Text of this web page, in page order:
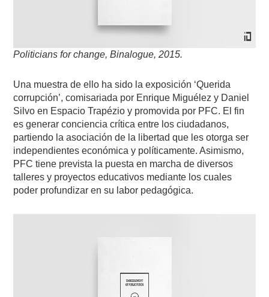
Politicians for change, Binalogue, 2015.
Una muestra de ello ha sido la exposición ‘Querida
corrupción’, comisariada por Enrique Miguélez y Daniel
Silvo en Espacio Trapézio y promovida por PFC. El fin
es generar conciencia crítica entre los ciudadanos,
partiendo la asociación de la libertad que les otorga ser
independientes económica y políticamente. Asimismo,
PFC tiene prevista la puesta en marcha de diversos
talleres y proyectos educativos mediante los cuales
poder profundizar en su labor pedagógica.